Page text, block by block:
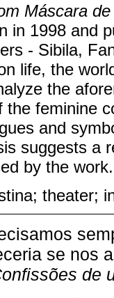
Máscara
in 1998 and
- Sibila,
life, the
the
the feminine
and
suggests a
by the work.
theater;
se nos
de